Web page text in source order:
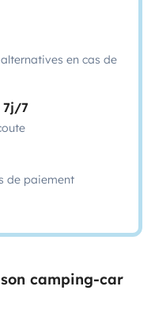
en cas de
7j/7
de paiement
camping-car